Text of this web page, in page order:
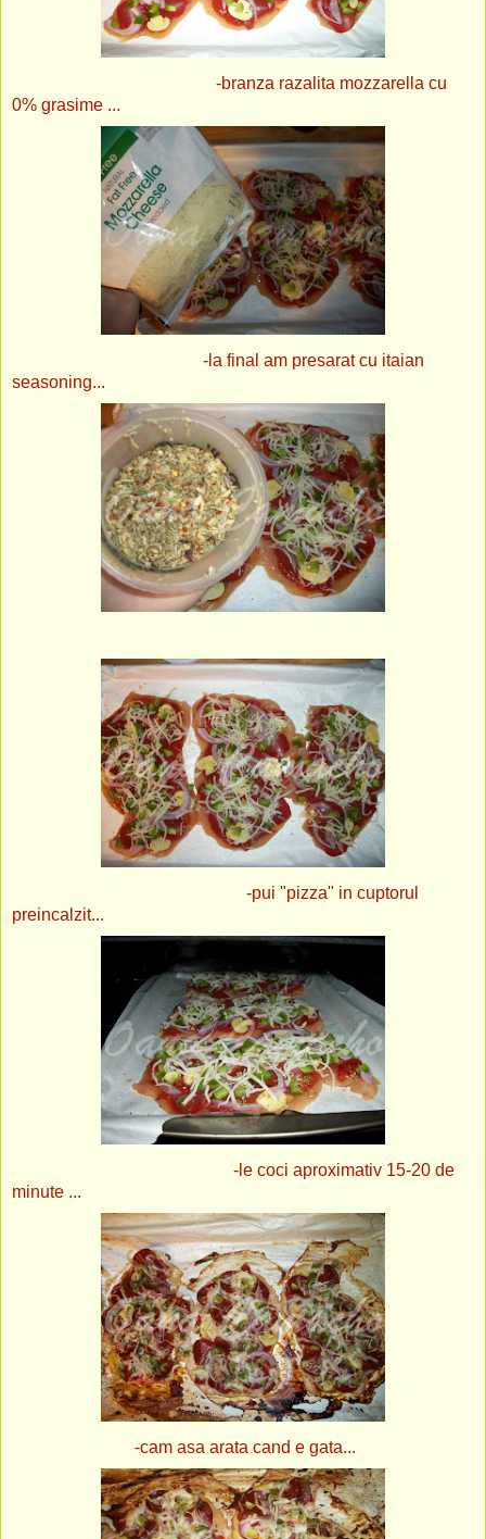
-branza razalita mozzarella cu
0% grasime ...
-la final am presarat cu itaian
seasoning...
-pui "pizza" in cuptorul
preincalzit...
-le coci aproximativ 15-20 de
minute ...
-cam asa arata cand e gata...